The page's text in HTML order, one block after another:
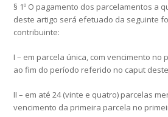
§ 1º O pagamento dos parcelamentos a
deste artigo será efetuado da seguinte
contribuinte:
I – em parcela única, com vencimento no
ao fim do período referido no caput
II – em até 24 (vinte e quatro) parcelas
vencimento da primeira parcela no